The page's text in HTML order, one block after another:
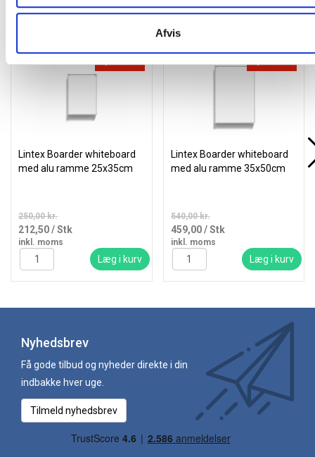
Afvis
Alternativer til varen
Lintex Boarder whiteboard
med alu ramme 25x35cm
250,00 kr.
212,50/ Stk
inkl. moms
Læg i kurv
Lintex Boarder whiteboard
med alu ramme 35x50cm
540,00 kr.
459,00/ Stk
inkl. moms
Læg i kurv
Nyhedsbrev
Få gode tilbud og nyheder direkte i din
indbakke hver uge.
Tilmeld nyhedsbrev